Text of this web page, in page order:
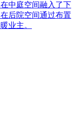
中庭空间融入了下
后院空间通过布置
业主。